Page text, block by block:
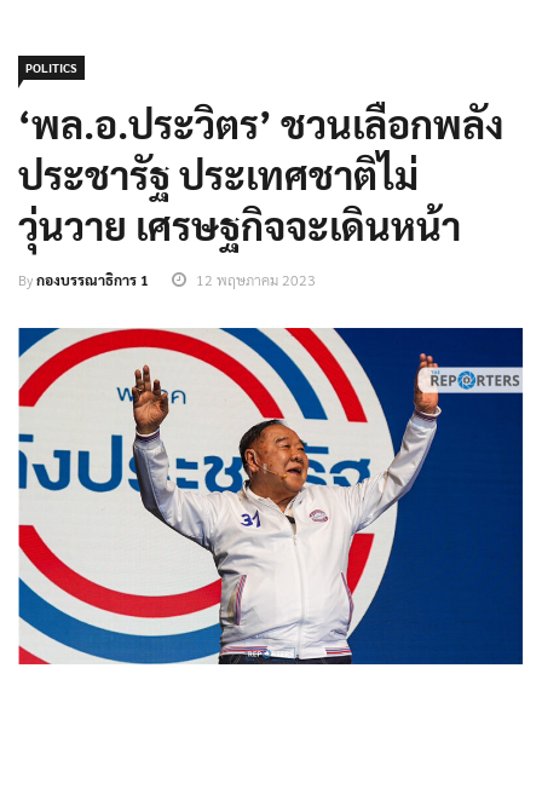
POLITICS
‘พล.อ.ประวิตร’ ชวนเลือกพลัง
ประชารัฐ ประเทศชาติไม่
วุ่นวาย เศรษฐกิจจะเดินหน้า
Byกองบรรณาธิการ 1 12 พฤษภาคม 2023